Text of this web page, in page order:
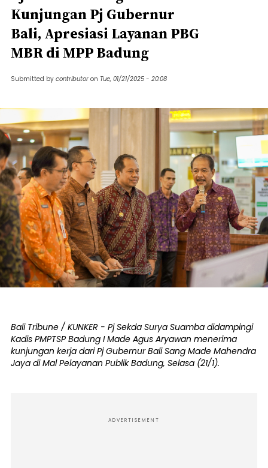
Kunjungan Pj Gubernur
Bali, Apresiasi Layanan PBG
MBR di MPP Badung
Submitted by contributor on Tue, 01/21/2025 - 20:08
Bali Tribune / KUNKER - Pj Sekda Surya Suamba didampingi
Kadis PMPTSP Badung I Made Agus Aryawan menerima
kunjungan kerja dari Pj Gubernur Bali Sang Made Mahendra
Jaya di Mal Pelayanan Publik Badung, Selasa (21/1).
ADVERTISEMENT